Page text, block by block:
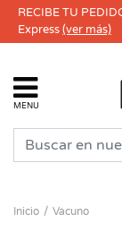
RECIBE TU
Express(ver más)
MENU
Inicio Vacuno